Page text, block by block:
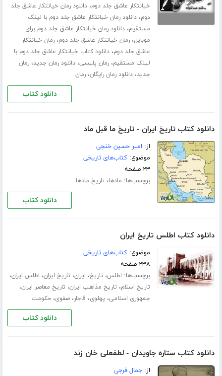
خیانتکار عاشق جلد دوم،دانلود رمان خیانتکار عاشق جلد
دوم،دانلود رمان خیانتکار عاشق جلد دوم با لینک
مستقیم،دانلود رمان خیانتکار عاشق جلد دوم برای
موبایل،رمان خیانتکار عاشق جلد دوم،رمان خیانتکار
عاشق جلد دوم،دانلود کتاب خیانتکار عاشق جلد دوم با
لینک مستقیم،رمان پلیسی،دانلود رمان جدید،رمان
جدید،دانلود رمان رایگان،رمان
دانلود کتاب
دانلود کتاب تاریخ ایران - تاریخ ما قبل ماد
از: امیر حسین خنجی
موضوع:کتاب‌های تاریخی
۲۳ صفحه
برچسب‌ها: مادها، تاریخ مادها
دانلود کتاب
دانلود کتاب اطلس تاریخ ایران
موضوع:کتاب‌های تاریخی
۲۳۸ صفحه
برچسب‌ها: اطلس، تاریخ، ایران، تاریخ ایران، اطلس ایران،
تاریخ اسلام، تاریخ مذاهب ایران، تاریخ معاصر ایران،
جمهوری اسلامی، پهلوی، قاجار،صفوی،حکومت
دانلود کتاب
دانلود کتاب ستاره جاویدان - لطفعلی خان زند
از:جمال فرجی